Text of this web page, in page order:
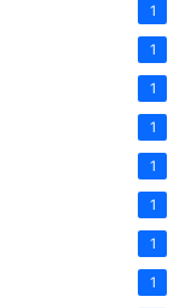
1
1
1
1
1
1
1
1